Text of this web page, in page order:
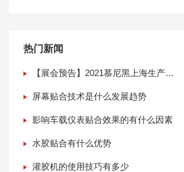
热门新闻
【展会预告】2021慕尼黑上海生产设
屏幕贴合技术是什么发展趋势
影响车载仪表贴合效果的有什么因素
水胶贴合有什么优势
灌胶机的使用技巧有多少